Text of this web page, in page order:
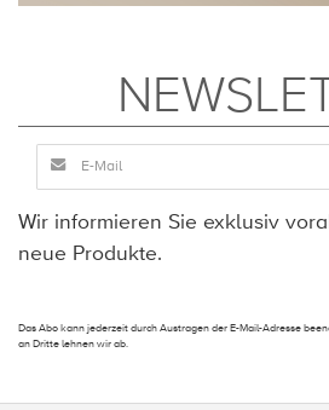
Wir informieren Sie exklusiv
neue Produkte.
Das Abo kann jederzeit durch Austragen der E-Mail-Adresse
an Dritte lehnen wir ab.